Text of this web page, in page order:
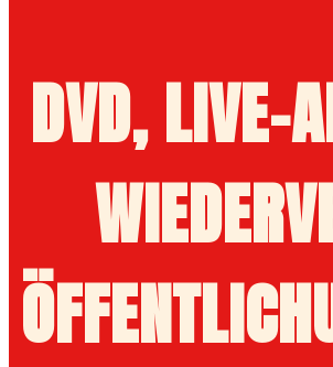
DVD, LIVE-